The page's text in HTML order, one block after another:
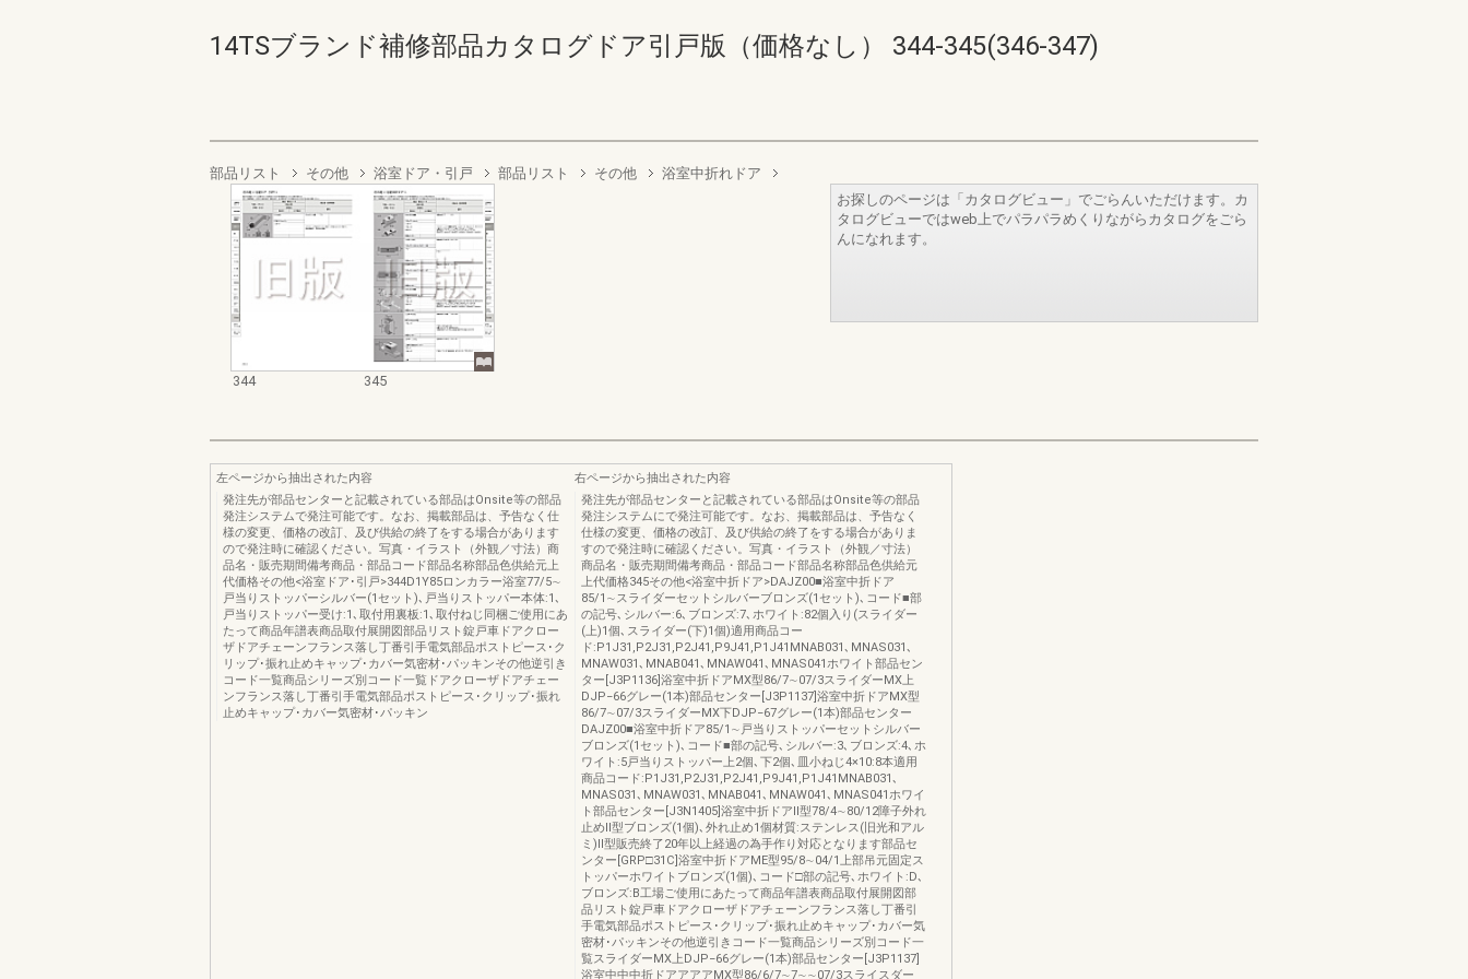
14TSブランド補修部品カタログドア引戸版（価格なし） 344-345(346-347)
部品リスト その他 浴室ドア・引戸 部品リスト その他 浴室中折れドア
344 345
お探しのページは「カタログビュー」でごらんいただけます。カ
タログビューではweb上でパラパラめくりながらカタログをごら
んになれます。
左ページから抽出された内容
発注先が部品センターと記載されている部品はOnsite等の部品
発注システムで発注可能です。なお、掲載部品は、予告なく仕
様の変更、価格の改訂、及び供給の終了をする場合があります
ので発注時に確認ください。写真・イラスト（外観／寸法）商
品名・販売期間備考商品・部品コード部品名称部品色供給元上
代価格その他<浴室ドア･引戸>344D1Y85ロンカラー浴室77/5∼
戸当りストッパーシルバー(1セット)､戸当りストッパー本体:1､
戸当りストッパー受け:1､取付用裏板:1､取付ねじ同梱ご使用にあ
たって商品年譜表商品取付展開図部品リスト錠戸車ドアクロー
ザドアチェーンフランス落し丁番引手電気部品ポストピース･ク
リップ･振れ止めキャップ･カバー気密材･パッキンその他逆引き
コード一覧商品シリーズ別コード一覧ドアクローザドアチェー
ンフランス落し丁番引手電気部品ポストピース･クリップ･振れ
止めキャップ･カバー気密材･パッキン
右ページから抽出された内容
発注先が部品センターと記載されている部品はOnsite等の部品
発注システムにで発注可能です。なお、掲載部品は、予告なく
仕様の変更、価格の改訂、及び供給の終了をする場合がありま
すので発注時に確認ください。写真・イラスト（外観／寸法）
商品名・販売期間備考商品・部品コード部品名称部品色供給元
上代価格345その他<浴室中折ドア>DAJZ00■浴室中折ドア
85/1∼スライダーセットシルバーブロンズ(1セット)､コード■部
の記号､シルバー:6､ブロンズ:7､ホワイト:82個入り(スライダー
(上)1個､スライダー(下)1個)適用商品コー
ド:P1J31,P2J31,P2J41,P9J41,P1J41MNAB031､MNAS031､
MNAW031､MNAB041､MNAW041､MNAS041ホワイト部品セン
ター[J3P1136]浴室中折ドアMX型86/7∼07/3スライダーMX上
DJP−66グレー(1本)部品センター[J3P1137]浴室中折ドアMX型
86/7∼07/3スライダーMX下DJP−67グレー(1本)部品センター
DAJZ00■浴室中折ドア85/1∼戸当りストッパーセットシルバー
ブロンズ(1セット)､コード■部の記号､シルバー:3､ブロンズ:4､ホ
ワイト:5戸当りストッパー上2個､下2個､皿小ねじ4×10:8本適用
商品コード:P1J31,P2J31,P2J41,P9J41,P1J41MNAB031､
MNAS031､MNAW031､MNAB041､MNAW041､MNAS041ホワイ
ト部品センター[J3N1405]浴室中折ドアⅡ型78/4∼80/12障子外れ
止めⅡ型ブロンズ(1個)､外れ止め1個材質:ステンレス(旧光和アル
ミ)Ⅱ型販売終了20年以上経過の為手作り対応となります部品セ
ンター[GRP□31C]浴室中折ドアME型95/8∼04/1上部吊元固定ス
トッパーホワイトブロンズ(1個)､コード□部の記号､ホワイト:D､
ブロンズ:B工場ご使用にあたって商品年譜表商品取付展開図部
品リスト錠戸車ドアクローザドアチェーンフランス落し丁番引
手電気部品ポストピース･クリップ･振れ止めキャップ･カバー気
密材･パッキンその他逆引きコード一覧商品シリーズ別コード一
覧スライダーMX上DJP−66グレー(1本)部品センター[J3P1137]
浴室中中中折ドアアアアMX型86/6/7∼7∼∼07/3スライスダー